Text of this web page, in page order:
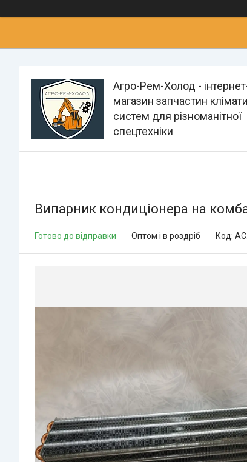
Агро-Рем-Холод -
магазин запчастин
систем для різноманітної
спецтехніки
Випарник кондиціонера на
Готово до відправки Оптом і в роздріб Код: